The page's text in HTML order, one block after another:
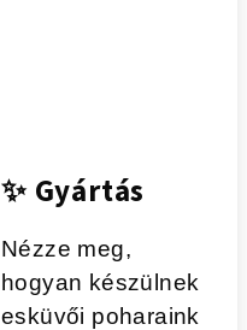
✨ Gyártás
Nézze meg,
hogyan készülnek
esküvői poharaink